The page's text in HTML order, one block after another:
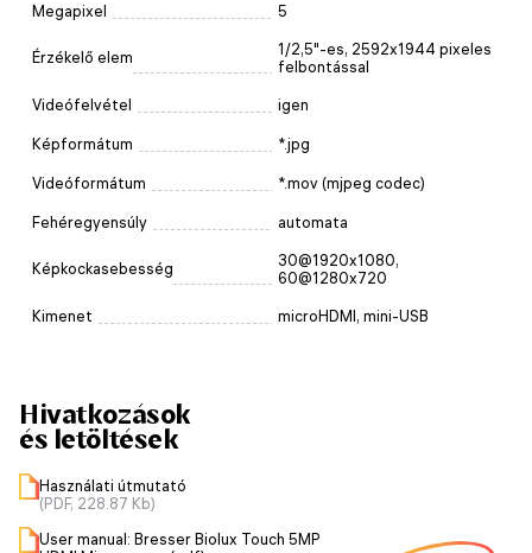
Megapixel 5
Érzékelő elem
1/2,5"-es, 2592x1944 pixeles
felbontással
Videófelvétel igen
Képformátum *.jpg
Videóformátum *.mov (mjpeg codec)
Fehéregyensúly automata
Képkockasebesség
30@1920x1080,
60@1280x720
Kimenet microHDMI, mini-USB
Hivatkozások
és letöltések
Használati útmutató
(PDF, 228.87 Kb)
User manual: Bresser Biolux Touch 5MP